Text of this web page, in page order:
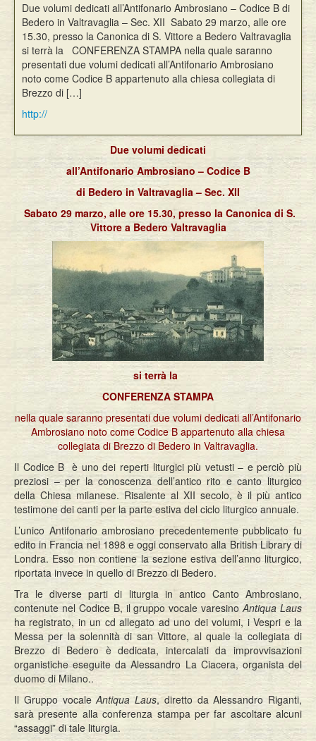
Due volumi dedicati all’Antifonario Ambrosiano – Codice B di
Bedero in Valtravaglia – Sec. XII Sabato 29 marzo, alle ore
15.30, presso la Canonica di S. Vittore a Bedero Valtravaglia
si terrà la CONFERENZA STAMPA nella quale saranno
presentati due volumi dedicati all’Antifonario Ambrosiano
noto come Codice B appartenuto alla chiesa collegiata di
Brezzo di […]
http://
Due volumi dedicati
all’Antifonario Ambrosiano – Codice B
di Bedero in Valtravaglia – Sec. XII
Sabato 29 marzo, alle ore 15.30, presso la Canonica di S.
Vittore a Bedero Valtravaglia
si terrà la
CONFERENZA STAMPA
nella quale saranno presentati due volumi dedicati all’Antifonario
Ambrosiano noto come Codice B appartenuto alla chiesa
collegiata di Brezzo di Bedero in Valtravaglia.
Il Codice B è uno dei reperti liturgici più vetusti – e perciò più
preziosi – per la conoscenza dell’antico rito e canto liturgico
della Chiesa milanese. Risalente al XII secolo, è il più antico
testimone dei canti per la parte estiva del ciclo liturgico annuale.
L’unico Antifonario ambrosiano precedentemente pubblicato fu
edito in Francia nel 1898 e oggi conservato alla British Library di
Londra. Esso non contiene la sezione estiva dell’anno liturgico,
riportata invece in quello di Brezzo di Bedero.
Tra le diverse parti di liturgia in antico Canto Ambrosiano,
contenute nel Codice B, il gruppo vocale varesinoAntiqua Laus
ha registrato, in un cd allegato ad uno dei volumi, i Vespri e la
Messa per la solennità di san Vittore, al quale la collegiata di
Brezzo di Bedero è dedicata, intercalati da improvvisazioni
organistiche eseguite da Alessandro La Ciacera, organista del
duomo di Milano..
Il Gruppo vocaleAntiqua Laus, diretto da Alessandro Riganti,
sarà presente alla conferenza stampa per far ascoltare alcuni
“assaggi” di tale liturgia.